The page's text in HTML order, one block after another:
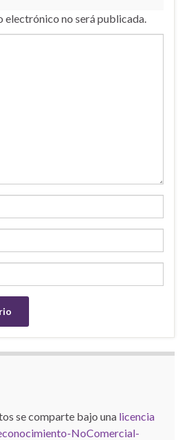
electrónico no será publicada.
se comparte bajo una licencia
NoComercial-